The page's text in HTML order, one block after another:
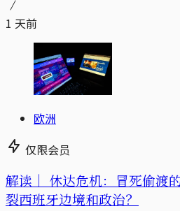
1 天前
欧洲
仅限会员
解读｜ 休达危机：冒死偷渡
裂西班牙边境和政治？